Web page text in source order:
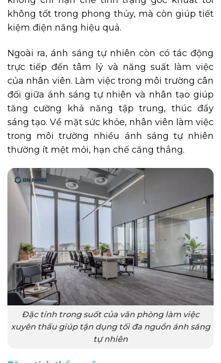
không tốt trong phong thủy, mà còn giúp tiết
kiệm điện năng hiệu quả.
Ngoài ra, ánh sáng tự nhiên còn có tác động
trực tiếp đến tâm lý và năng suất làm việc
của nhân viên. Làm việc trong môi trường cân
đối giữa ánh sáng tự nhiên và nhân tạo giúp
tăng cường khả năng tập trung, thúc đẩy
sáng tạo. Về mặt sức khỏe, nhân viên làm việc
trong môi trường nhiều ánh sáng tự nhiên
thường ít mệt mỏi, hạn chế căng thẳng.
Đặc tính trong suốt của văn phòng làm việc
xuyên thấu giúp tận dụng tối đa nguồn ánh sáng
tự nhiên